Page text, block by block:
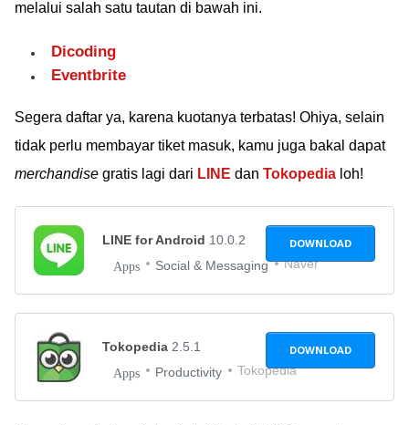
melalui salah satu tautan di bawah ini.
Dicoding
Eventbrite
Segera daftar ya, karena kuotanya terbatas! Ohiya, selain
tidak perlu membayar tiket masuk, kamu juga bakal dapat
merchandise gratis lagi dari LINE dan Tokopedia loh!
LINE for Android 10.0.2
Apps Social & Messaging Naver
DOWNLOAD
Tokopedia 2.5.1
Apps Productivity Tokopedia
DOWNLOAD